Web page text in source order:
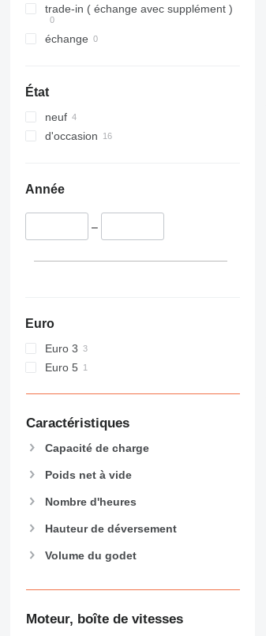
938
943
956
962
972
973
D series
F-series
IT
trade-in ( échange avec supplément )
échange
État
neuf
d'occasion
Année
–
Euro
Euro 3
Euro 5
Caractéristiques
Capacité de charge
Poids net à vide
Nombre d'heures
Hauteur de déversement
Volume du godet
Moteur, boîte de vitesses